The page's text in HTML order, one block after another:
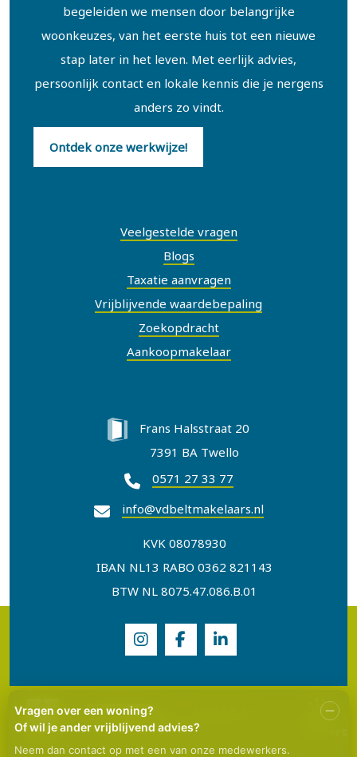
begeleiden we mensen door belangrijke
woonkeuzes, van het eerste huis tot een nieuwe
stap later in het leven. Met eerlijk advies,
persoonlijk contact en lokale kennis die je nergens
anders zo vindt.
Ontdek onze werkwijze!
Veelgestelde vragen
Blogs
Taxatie aanvragen
Vrijblijvende waardebepaling
Zoekopdracht
Aankoopmakelaar
Frans Halsstraat 20
7391 BA Twello
0571 27 33 77
info@vdbeltmakelaars.nl
KVK 08078930
IBAN NL13 RABO 0362 821143
BTW NL 8075.47.086.B.01